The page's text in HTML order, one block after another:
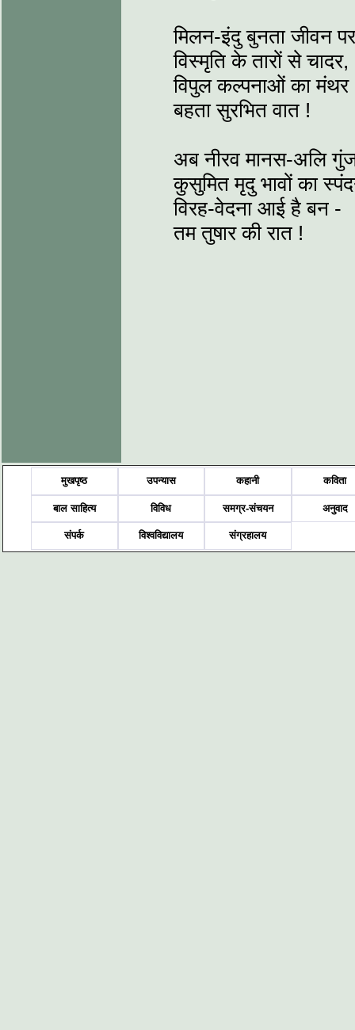
मिलन-इंदु बुनता जीवन
विस्मृति के तारों से चादर,
विपुल कल्पनाओं का मंथर
बहता सुरभित वात !
अब नीरव मानस-अलि
कुसुमित मृदु भावों का
विरह-वेदना आई है बन -
तम तुषार की रात !
मुखपृष्ठ उपन्यास कहानी कविता
बाल साहित्य विविध समग्र-संचयन अनुवाद
संपर्क विश्वविद्यालय संग्रहालय